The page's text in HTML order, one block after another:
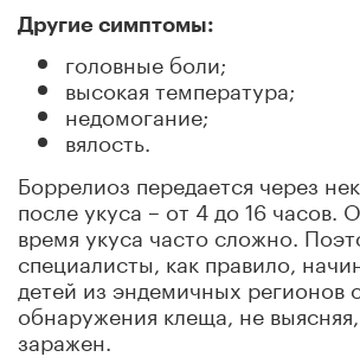
Другие симптомы:
головные боли;
высокая температура;
недомогание;
вялость.
Боррелиоз передается через
после укуса – от 4 до 16 часов.
время укуса часто сложно.
специалисты, как правило,
детей из эндемичных регионов
обнаружения клеща, не
заражен.